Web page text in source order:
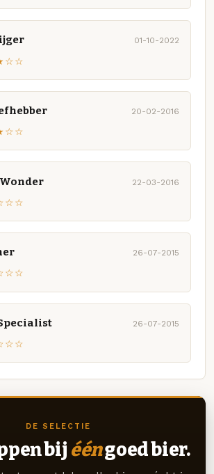
01-10-2022
20-02-2016
22-03-2016
26-07-2015
26-07-2015
DE SELECTIE
bij ééngoed bier.